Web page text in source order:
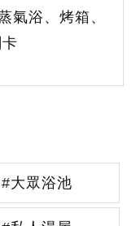
氣浴、烤箱、
#大眾浴池